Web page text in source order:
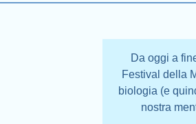
Da oggi a
Festival della
biologia (e
nostra